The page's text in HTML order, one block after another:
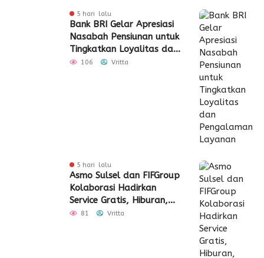
5 hari lalu
Bank BRI Gelar Apresiasi
Nasabah Pensiunan untuk
Tingkatkan Loyalitas dan
Pengalaman Layanan
106 Vritta
5 hari lalu
Asmo Sulsel dan FIFGroup
Kolaborasi Hadirkan
Service Gratis, Hiburan,
hingga Penyaluran CSR
81 Vritta